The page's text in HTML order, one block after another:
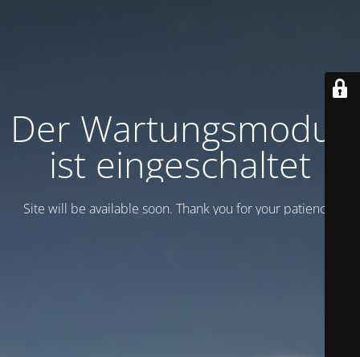
Der Wartungsmodus
ist eingeschaltet
Site will be available soon. Thank you for your patience!